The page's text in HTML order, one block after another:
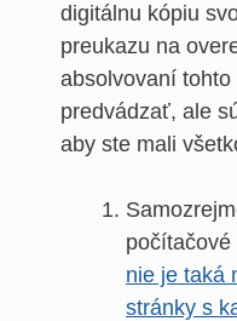
digitálnu kópiu
preukazu na
absolvovaní
predvádzať, ale
aby ste mali
počítačové
nie je taká
stránky s